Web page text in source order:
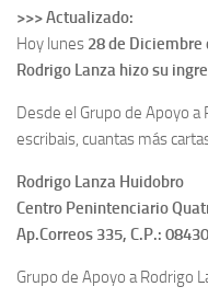
>>> Actualizado:
Hoy lunes 28 de Diciembre
Rodrigo Lanza hizo su
Desde el Grupo de Apoyo a
escribais, cuantas más
Rodrigo Lanza Huidobro
Centro Penintenciario
Ap.Correos 335, C.P.:
Grupo de Apoyo a Rodrigo